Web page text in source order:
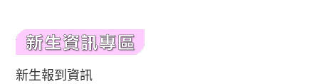
新生報到資訊